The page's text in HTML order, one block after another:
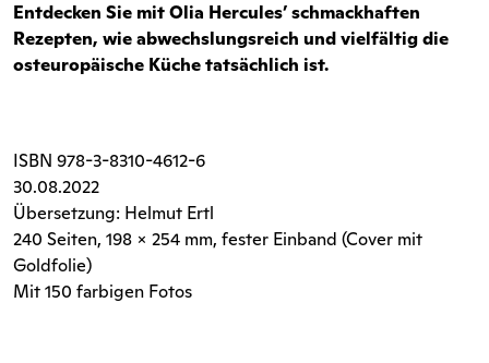
Entdecken Sie mit Olia Hercules’ schmackhaften
Rezepten, wie abwechslungsreich und vielfältig die
osteuropäische Küche tatsächlich ist.
ISBN 978-3-8310-4612-6
30.08.2022
Übersetzung: Helmut Ertl
240 Seiten, 198 x 254 mm, fester Einband (Cover mit
Goldfolie)
Mit 150 farbigen Fotos